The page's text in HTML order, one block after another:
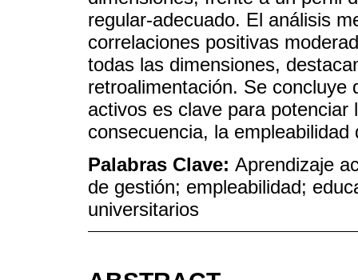
regular-adecuado. El análisis
correlaciones positivas
todas las dimensiones,
retroalimentación. Se concluye
activos es clave para potenciar
consecuencia, la
Palabras Clave: Aprendizaje
de gestión; empleabilidad;
universitarios